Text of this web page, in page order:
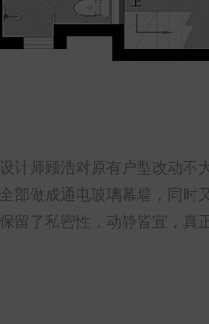
计师顾浩对原有户型改动
部做成通电玻璃幕墙，同
留了私密性，动静皆宜，真